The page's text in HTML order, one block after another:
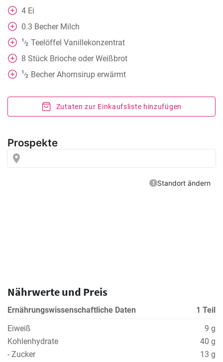
4 Ei
0.3 Becher Milch
1⁄2 Teelöffel Vanillekonzentrat
8 Stück Brioche oder Weißbrot
1⁄2 Becher Ahornsirup erwärmt
Zutaten zur Einkaufsliste hinzufügen
Nährwerte und Preis
Ernährungswissenschaftliche Daten
1 Teil
Eiweiß
9 g
Kohlenhydrate
40 g
- Zucker
13 g